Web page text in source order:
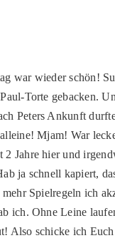
war wieder schön!
Torte gebacken.
Peters Ankunft
Mjam! War
2 Jahre hier und
ja schnell kapiert,
Spielregeln ich
ich. Ohne Leine
Also schicke ich